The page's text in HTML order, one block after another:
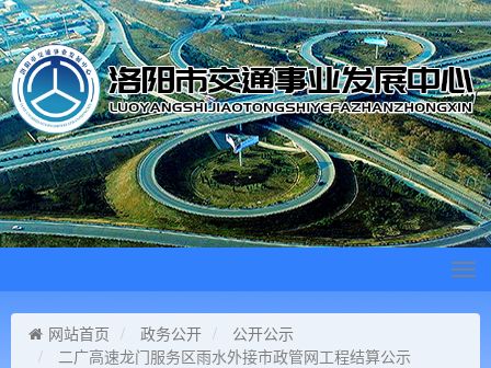
网站首页
政务公开
公开公示
二广高速龙门服务区雨水外接市政管网工程结算公示